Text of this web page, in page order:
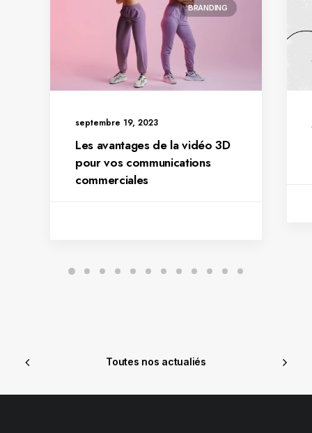
BRANDING
septembre 19, 2023
Les avantages de la vidéo 3D
pour vos communications
commerciales
Toutes nos actualiés